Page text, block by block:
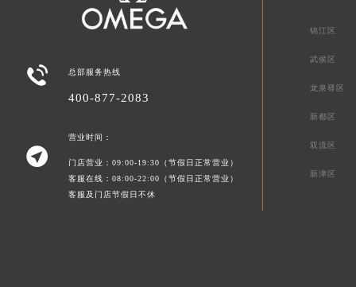
 总部服务热线
400-877-2083

营业时间：
门店营业：09:00-19:30（节假日正常营业）
客服在线：08:00-22:00（节假日正常营业）
客服及门店节假日不休
锦江区
武侯区
龙泉驿区
新都区
双流区
新津区